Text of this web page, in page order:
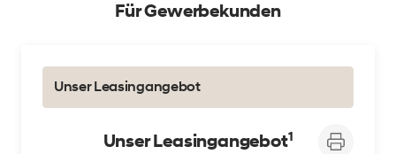
Standorte
Karriere
Für Gewerbekunden
Unser Leasingangebot
Unser Leasingangebot1